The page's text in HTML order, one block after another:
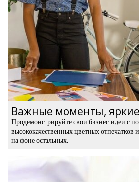
Важные моменты,
Продемонстрируйте свои бизнес-идеи с
высококачественных цветных отпечатков
на фоне остальных.